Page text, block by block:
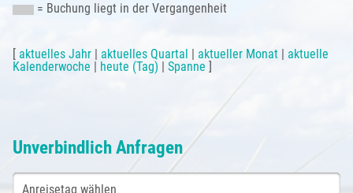
= Buchung liegt in der Vergangenheit
aktuelles Jahr aktuelles Quartal aktueller Monat
aktuelle
Kalenderwoche
heute (Tag) |Spanne ]
Unverbindlich Anfragen